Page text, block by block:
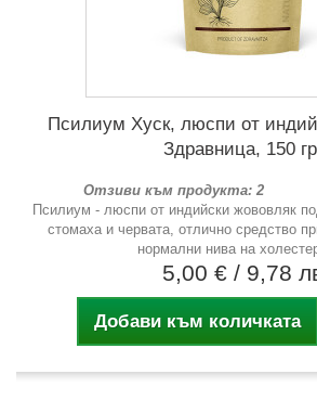
Псилиум Хуск, люспи от
Здравница, 150
Отзиви към продукта: 2
Псилиум - люспи от индийски жововляк
стомаха и червата, отлично средство
нормални нива на
5,00 € / 9,78
Добави към количката